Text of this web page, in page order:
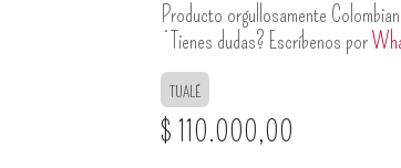
Producto orgullosamente
¿Tienes dudas? Escríbenos por
TUALÉ
$ 110.000,00